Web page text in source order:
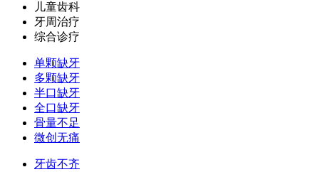
儿童齿科
牙周治疗
综合诊疗
单颗缺牙
多颗缺牙
半口缺牙
全口缺牙
骨量不足
微创无痛
牙齿不齐